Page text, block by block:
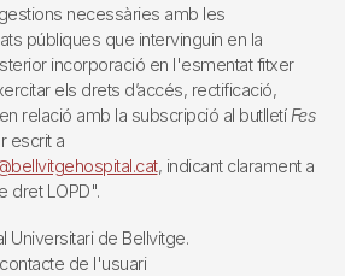
necessàries amb les
públiques que intervinguin en la
incorporació en l'esmentat fitxer
els drets d’accés, rectificació,
relació amb la subscripció al butlletí Fes
escrit a
, indicant clarament a
dret LOPD".
Universitari de Bellvitge.
de l'usuari